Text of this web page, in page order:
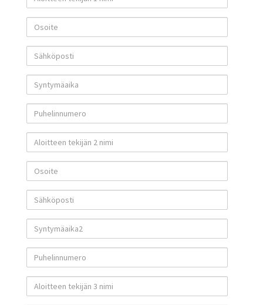
Osoite
Sähköposti
Syntymäaika
Puhelinnumero
Aloitteen tekijän 2 nimi
Osoite
Sähköposti
Syntymäaika2
Puhelinnumero
Aloitteen tekijän 3 nimi